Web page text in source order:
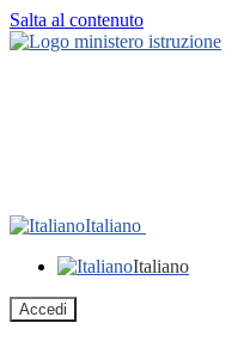
Salta al contenuto
Italiano
Italiano
Accedi